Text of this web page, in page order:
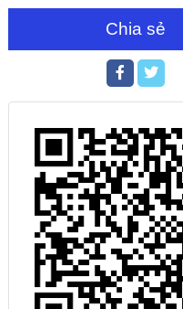
Chia sẻ